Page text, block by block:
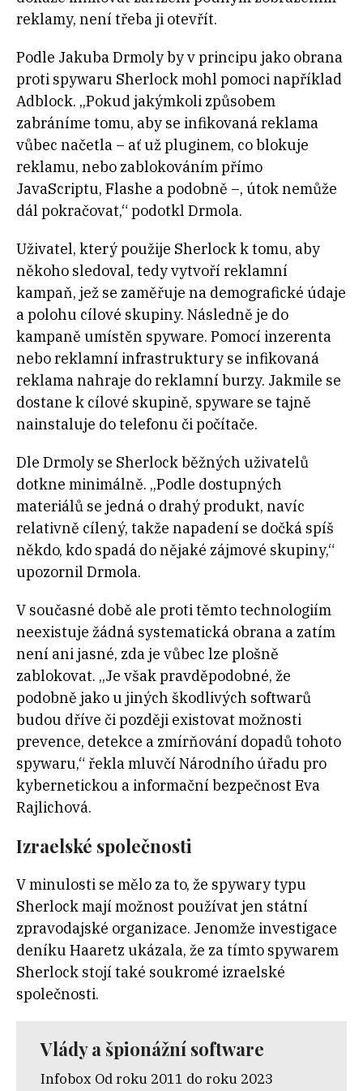
reklamy, není třeba ji otevřít.
Podle Jakuba Drmoly by v principu jako obrana
proti spywaru Sherlock mohl pomoci například
Adblock. „Pokud jakýmkoli způsobem
zabráníme tomu, aby se infikovaná reklama
vůbec načetla – ať už pluginem, co blokuje
reklamu, nebo zablokováním přímo
JavaScriptu, Flashe a podobně –, útok nemůže
dál pokračovat,“ podotkl Drmola.
Uživatel, který použije Sherlock k tomu, aby
někoho sledoval, tedy vytvoří reklamní
kampaň, jež se zaměřuje na demografické údaje
a polohu cílové skupiny. Následně je do
kampaně umístěn spyware. Pomocí inzerenta
nebo reklamní infrastruktury se infikovaná
reklama nahraje do reklamní burzy. Jakmile se
dostane k cílové skupině, spyware se tajně
nainstaluje do telefonu či počítače.
Dle Drmoly se Sherlock běžných uživatelů
dotkne minimálně. „Podle dostupných
materiálů se jedná o drahý produkt, navíc
relativně cílený, takže napadení se dočká spíš
někdo, kdo spadá do nějaké zájmové skupiny,“
upozornil Drmola.
V současné době ale proti těmto technologiím
neexistuje žádná systematická obrana a zatím
není ani jasné, zda je vůbec lze plošně
zablokovat. „Je však pravděpodobné, že
podobně jako u jiných škodlivých softwarů
budou dříve či později existovat možnosti
prevence, detekce a zmírňování dopadů tohoto
spywaru,“ řekla mluvčí Národního úřadu pro
kybernetickou a informační bezpečnost Eva
Rajlichová.
Izraelské společnosti
V minulosti se mělo za to, že spywary typu
Sherlock mají možnost používat jen státní
zpravodajské organizace. Jenomže investigace
deníku Haaretz ukázala, že za tímto spywarem
Sherlock stojí také soukromé izraelské
společnosti.
Vlády a špionážní software
Infobox Od roku 2011 do roku 2023